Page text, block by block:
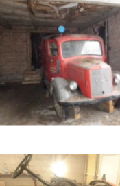
Altes rotes
Mercedes in
historische Technik
Maishofen